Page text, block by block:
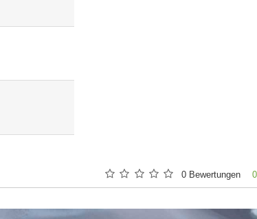
0 Bewertungen